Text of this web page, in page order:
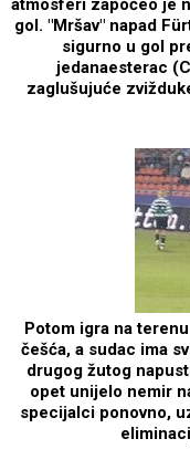
atmosferi započeo je
gol. "Mršav" napad
sigurno u gol
jedanaesterac
zaglušujuće
Potom igra na
češća, a sudac ima
drugog žutog
opet unijelo nemir
specijalci ponovno,